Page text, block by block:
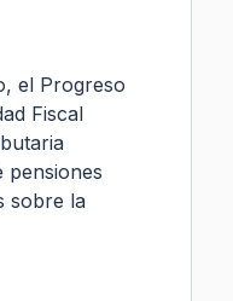
el Progreso
Fiscal
pensiones
sobre la